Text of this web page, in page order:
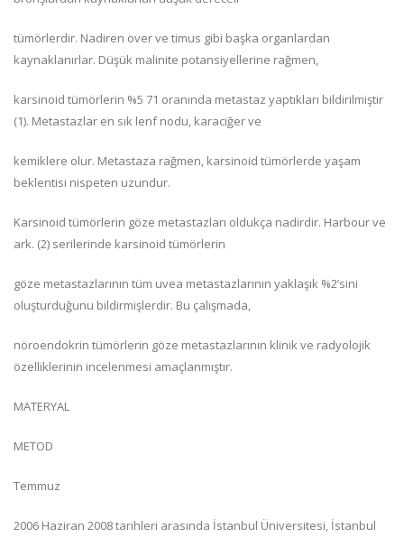
tümörlerdir. Nadiren over ve timus gibi başka organlardan
kaynaklanırlar. Düşük malinite potansiyellerine rağmen,
karsinoid tümörlerin %5 71 oranında metastaz yaptıkları bildirilmiştir
(1). Metastazlar en sık lenf nodu, karaciğer ve
kemiklere olur. Metastaza rağmen, karsinoid tümörlerde yaşam
beklentisi nispeten uzundur.
Karsinoid tümörlerin göze metastazları oldukça nadirdir. Harbour ve
ark. (2) serilerinde karsinoid tümörlerin
göze metastazlarının tüm uvea metastazlarının yaklaşık %2’sini
oluşturduğunu bildirmişlerdir. Bu çalışmada,
nöroendokrin tümörlerin göze metastazlarının klinik ve radyolojik
özelliklerinin incelenmesi amaçlanmıştır.
MATERYAL
METOD
Temmuz
2006 Haziran 2008 tarihleri arasında İstanbul Üniversitesi, İstanbul